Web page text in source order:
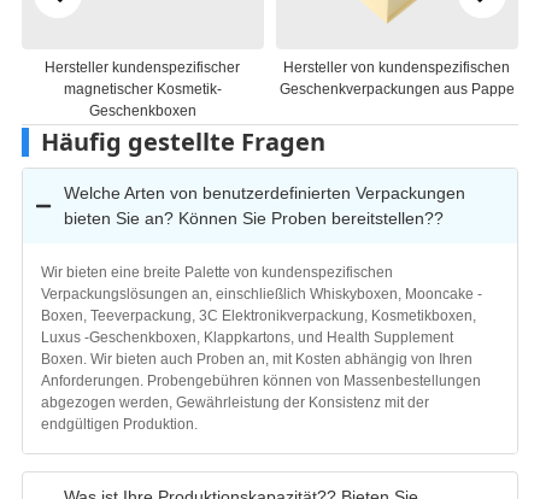
Hersteller von kundenspezifischen
Geschenkverpackungen aus Pappe
Hersteller maßgeschneiderter
Geschenkboxen aus Papier
Häufig gestellte Fragen
Welche Arten von benutzerdefinierten Verpackungen
bieten Sie an? Können Sie Proben bereitstellen??
Verpackungslösungen an, einschließlich Whiskyboxen, Mooncake -
Boxen, Teeverpackung, 3C Elektronikverpackung, Kosmetikboxen,
Luxus -Geschenkboxen, Klappkartons, und Health Supplement
Boxen. Wir bieten auch Proben an, mit Kosten abhängig von Ihren
Anforderungen. Probengebühren können von Massenbestellungen
abgezogen werden, Gewährleistung der Konsistenz mit der
endgültigen Produktion.
Was ist Ihre Produktionskapazität?? Bieten Sie